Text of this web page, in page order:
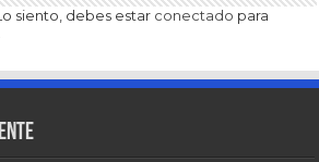
siento, debes estar conectado para